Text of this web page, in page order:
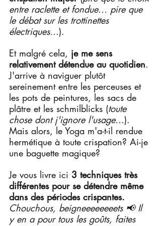
entre raclette et fondue... pire que
le débat sur les trottinettes
électriques...).
Et malgré cela, je me sens
relativement détendue au quotidien.
J'arrive à naviguer plutôt
sereinement entre les perceuses et
les pots de peintures, les sacs de
plâtre et les schmilblicks (toute
chose dont j'ignore l'usage...).
Mais alors, le Yoga m'a-t-il rendue
hermétique à toute crispation? Ai-je
une baguette magique?
Je vous livre ici 3 techniques très
différentes pour se détendre même
dans des périodes crispantes.
Chouchous, beigneeeeeeeets 📢 Il
y en a pour tous les goûts, faites